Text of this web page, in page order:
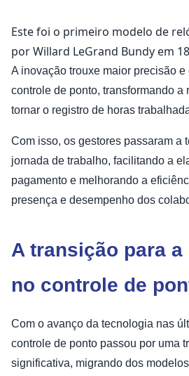
Este foi o primeiro modelo de
por Willard LeGrand Bundy em
A inovação trouxe maior precisão
controle de ponto, transformando a
tornar o registro de horas
Com isso, os gestores passaram a
jornada de trabalho, facilitando a
pagamento e melhorando a
presença e desempenho dos
A transição para
no controle de
Com o avanço da tecnologia nas
controle de ponto passou por uma
significativa, migrando dos